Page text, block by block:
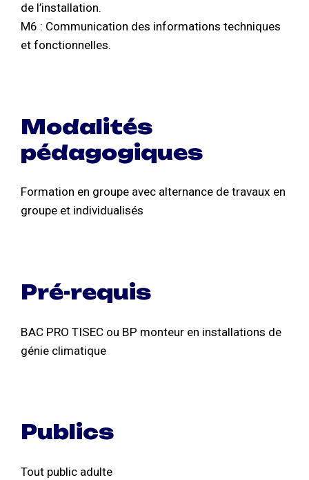
de l’installation.
M6 : Communication des informations techniques
et fonctionnelles.
Modalités
pédagogiques
Formation en groupe avec alternance de travaux en
groupe et individualisés
Pré-requis
BAC PRO TISEC ou BP monteur en installations de
génie climatique
Publics
Tout public adulte